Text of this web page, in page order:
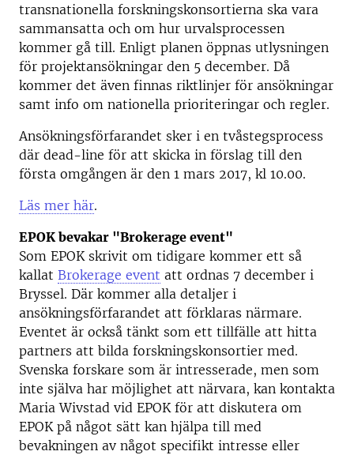
transnationella forskningskonsortierna ska vara
sammansatta och om hur urvalsprocessen
kommer gå till. Enligt planen öppnas utlysningen
för projektansökningar den 5 december. Då
kommer det även finnas riktlinjer för ansökningar
samt info om nationella prioriteringar och regler.
Ansökningsförfarandet sker i en tvåstegsprocess
där dead-line för att skicka in förslag till den
första omgången är den 1 mars 2017, kl 10.00.
Läs mer här.
EPOK bevakar "Brokerage event"
Som EPOK skrivit om tidigare kommer ett så
kallat Brokerage event att ordnas 7 december i
Bryssel. Där kommer alla detaljer i
ansökningsförfarandet att förklaras närmare.
Eventet är också tänkt som ett tillfälle att hitta
partners att bilda forskningskonsortier med.
Svenska forskare som är intresserade, men som
inte själva har möjlighet att närvara, kan kontakta
Maria Wivstad vid EPOK för att diskutera om
EPOK på något sätt kan hjälpa till med
bevakningen av något specifikt intresse eller